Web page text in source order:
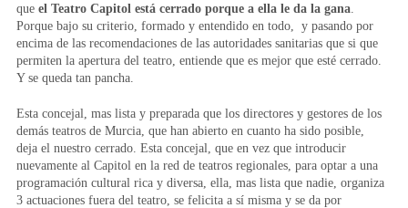
queel Teatro Capitol está cerrado porque a ella le da la gana
Porque bajo su criterio, formado y entendido en todo, y pasando por
encima de las recomendaciones de las autoridades sanitarias que si que
permiten la apertura del teatro, entiende que es mejor que esté cerrado.
Y se queda tan pancha.
Esta concejal, mas lista y preparada que los directores y gestores de los
demás teatros de Murcia, que han abierto en cuanto ha sido posible,
deja el nuestro cerrado. Esta concejal, que en vez que introducir
nuevamente al Capitol en la red de teatros regionales, para optar a una
programación cultural rica y diversa, ella, mas lista que nadie, organiza
3 actuaciones fuera del teatro, se felicita a sí misma y se da por